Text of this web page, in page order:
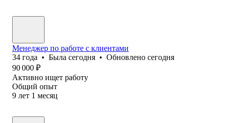
Менеджер по работе с клиентами
34 года • Была сегодня • Обновлено сегодня
90 000 ₽
Активно ищет работу
Общий опыт
9 лет 1 месяц